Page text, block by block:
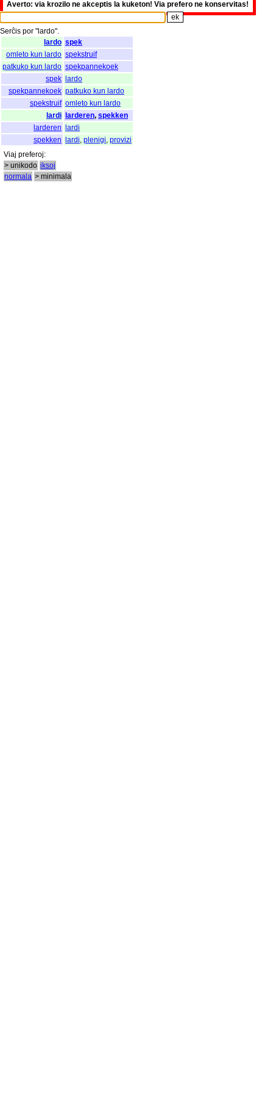
Averto: via krozilo ne akceptis la kuketon! Via prefero ne konservitas!
Serĉis por "lardo".
lardo spek
omleto kun lardo spekstruif
patkuko kun lardo spekpannekoek
spek lardo
spekpannekoek patkuko kun lardo
spekstruif omleto kun lardo
lardi larderen, spekken
larderen lardi
spekken lardi plenigi provizi
Viaj preferoj:
> unikodo iksoj
normala > minimala